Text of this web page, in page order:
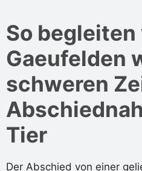
So begleiten
Gaeufelden
schweren
Tier
Der Abschied von einer